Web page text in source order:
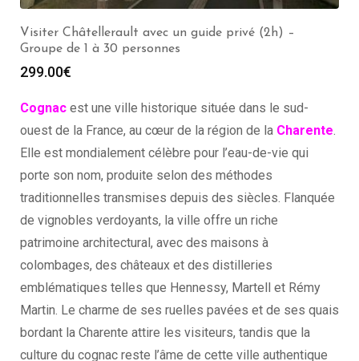
Visiter Rochechouart avec un guide privé (2h) –
Groupe de 1 à 30 personnes
299.00€
Cognac est une ville historique située dans le sud-
ouest de la France, au cœur de la région de la Charente
Elle est mondialement célèbre pour l’eau-de-vie qui
porte son nom, produite selon des méthodes
traditionnelles transmises depuis des siècles. Flanquée
de vignobles verdoyants, la ville offre un riche
patrimoine architectural, avec des maisons à
colombages, des châteaux et des distilleries
emblématiques telles que Hennessy, Martell et Rémy
Martin. Le charme de ses ruelles pavées et de ses quais
bordant la Charente attire les visiteurs, tandis que la
culture du cognac reste l’âme de cette ville authentique